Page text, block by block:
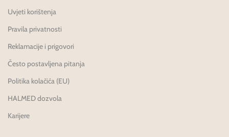
Uvjeti korištenja
Pravila privatnosti
Reklamacije i prigovori
Često postavljena pitanja
Politika kolačića (EU)
HALMED dozvola
Karijere